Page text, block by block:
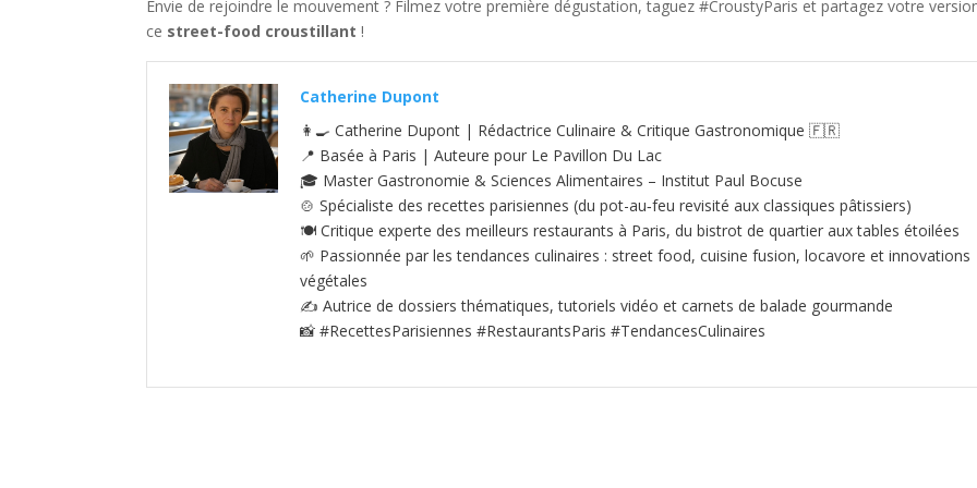
Envie de rejoindre le mouvement ? Filmez votre première dégustation, taguez #CroustyParis et partagez votre
ce street-food croustillant !
Catherine Dupont
👩‍🍳 Catherine Dupont | Rédactrice Culinaire & Critique Gastronomique 🇫🇷
📍 Basée à Paris | Auteure pour Le Pavillon Du Lac
🎓 Master Gastronomie & Sciences Alimentaires – Institut Paul Bocuse
🍲 Spécialiste des recettes parisiennes (du pot-au‑feu revisité aux classiques pâtissiers)
🍽️ Critique experte des meilleurs restaurants à Paris, du bistrot de quartier aux tables étoilées
🌱 Passionnée par les tendances culinaires : street food, cuisine fusion, locavore et innovations
végétales
✍️ Autrice de dossiers thématiques, tutoriels vidéo et carnets de balade gourmande
📸 #RecettesParisiennes #RestaurantsParis #TendancesCulinaires